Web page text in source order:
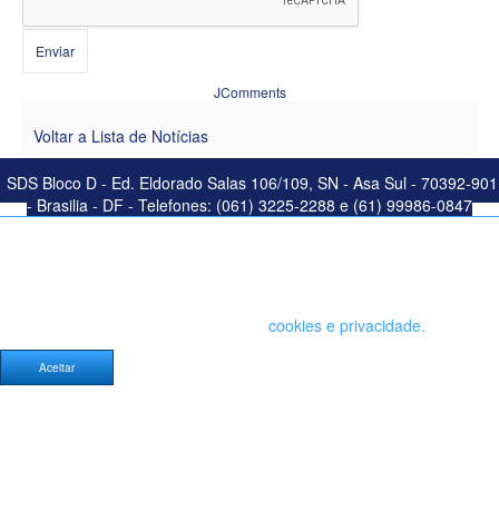
Enviar
JComments
Voltar a Lista de Notícias
SDS Bloco D - Ed. Eldorado Salas 106/109, SN - Asa Sul - 70392-901
- Brasilia - DF - Telefones: (061) 3225-2288 e (61) 99986-0847
cookies e privacidade.
Aceitar